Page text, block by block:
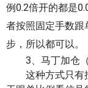
例0.2倍开的都是
者按照固定手数
步，所以都可以。
3、马丁加仓
这种方式只有